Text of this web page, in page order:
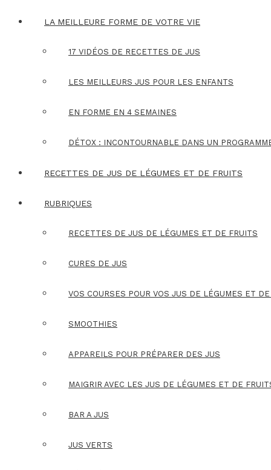
LA MEILLEURE FORME DE VOTRE VIE
17 VIDÉOS DE RECETTES DE JUS
LES MEILLEURS JUS POUR LES ENFANTS
EN FORME EN 4 SEMAINES
DÉTOX : INCONTOURNABLE DANS UN
RECETTES DE JUS DE LÉGUMES ET DE FRUITS
RUBRIQUES
RECETTES DE JUS DE LÉGUMES ET DE FRUITS
CURES DE JUS
VOS COURSES POUR VOS JUS DE LÉGUMES ET
SMOOTHIES
APPAREILS POUR PRÉPARER DES JUS
MAIGRIR AVEC LES JUS DE LÉGUMES ET DE
BAR A JUS
JUS VERTS